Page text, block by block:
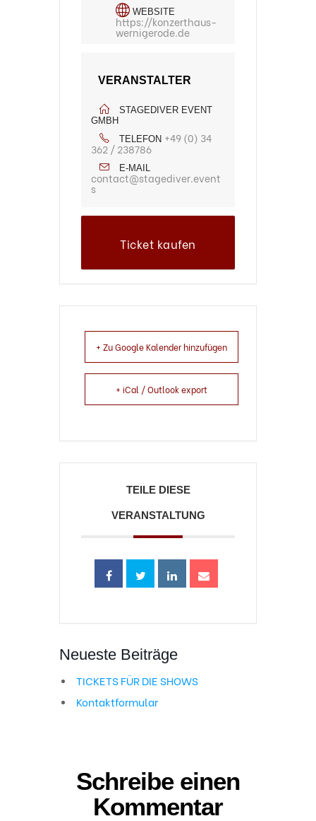
WEBSITE
https://konzerthaus-
wernigerode.de
VERANSTALTER
STAGEDIVER EVENT
GMBH
TELEFON +49 (0) 34
362 / 238786
E-MAIL
contact@stagediver.event
s
Ticket kaufen
+ Zu Google Kalender hinzufügen
+ iCal / Outlook export
TEILE DIESE
VERANSTALTUNG
Neueste Beiträge
TICKETS FÜR DIE SHOWS
Kontaktformular
Schreibe einen
Kommentar